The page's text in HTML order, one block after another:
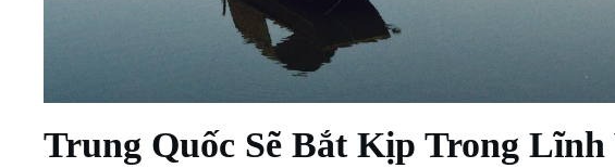
Trung Quốc Sẽ Bắt Kịp Trong